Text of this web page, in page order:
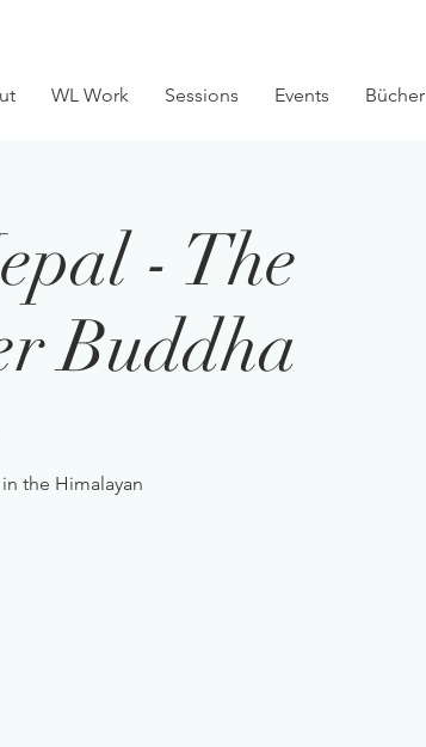
WL Work Sessions Events Bücher
- The
Buddha
the Himalayan